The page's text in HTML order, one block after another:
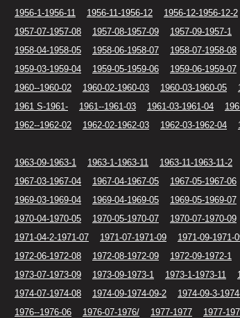
1956-1-1956-11
1956-11-1956-12 1956-12-1956-12-2
1957-07-1957-08
1957-08-1957-09 1957-09-1957-1
1958-04-1958-05
1958-06-1958-07 1958-07-1958-08
1959-03-1959-04
1959-05-1959-06 1959-06-1959-07
1960--1960-02
1960-02-1960-03 1960-03-1960-05
1961 S-1961-
1961--1961-03 1961-03-1961-04
1962--1962-02
1962-02-1962-03 1962-03-1962-04
1963-09-1963-1
1963-1-1963-11 1963-11-1963-11-2
1967-03-1967-04
1967-04-1967-05 1967-05-1967-06
1969-03-1969-04
1969-04-1969-05 1969-05-1969-07
1970-04-1970-05
1970-05-1970-07 1970-07-1970-09
1971-04-2-1971-07
1971-07-1971-09 1971-09-1971-
1972-06-1972-08
1972-08-1972-09 1972-09-1972-1
1973-07-1973-09
1973-09-1973-1 1973-1-1973-11
1974-07-1974-08
1974-09-1974-09-2 1974-09-3-
1976--1976-06
1976-07-1976/ 1977-1977 1977-